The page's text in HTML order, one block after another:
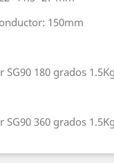
150mm
SG90 180 grados 1.5Kg
SG90 360 grados 1.5Kg